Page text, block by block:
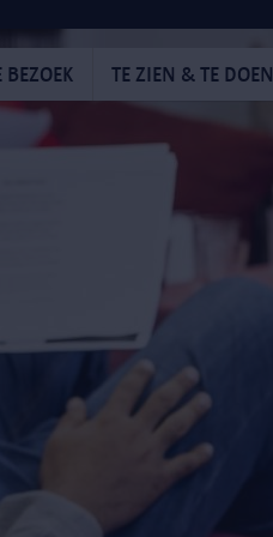
BEZOEK TE ZIEN & TE DOEN